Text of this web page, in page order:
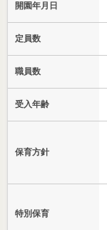
開園年月日
定員数
職員数
受入年齢
保育方針
特別保育